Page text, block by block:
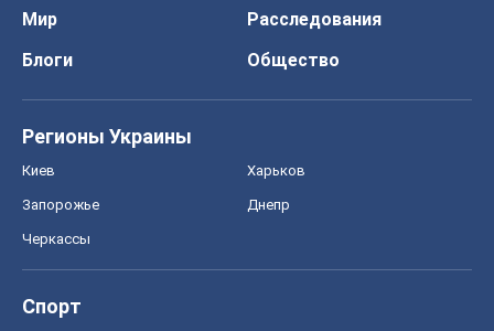
Мир
Расследования
Блоги
Общество
Регионы Украины
Киев Харьков
Запорожье Днепр
Черкассы
Спорт